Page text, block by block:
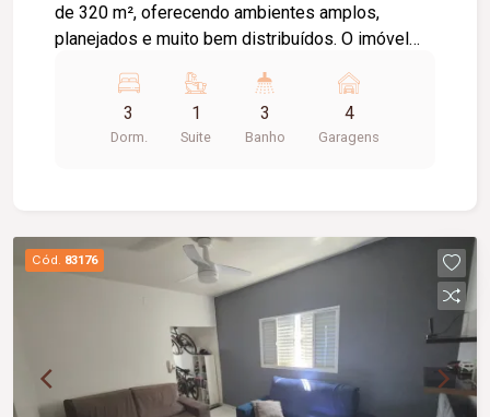
de 320 m², oferecendo ambientes amplos,
planejados e muito bem distribuídos. O imóvel
de inverno; Cozinha americana integrada com
armários planejados; 03 quartos, sendo 01 suíte;
Todos os quartos com móveis planejados;
funcionalidade para toda a família. Excelente
oportunidade para quem busca um lar moderno,
aconchegante e pronto para morar.
3
Dorm.
1
Suite
3
Banho
4
Garagens
Cód. 83176